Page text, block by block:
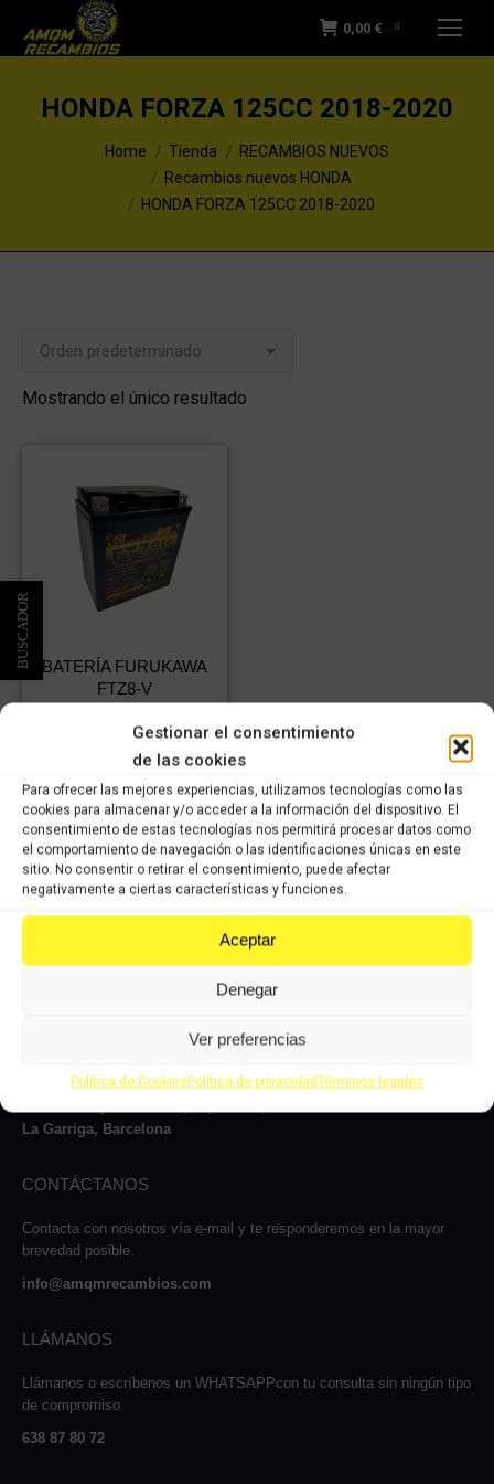
Gestionar el consentimiento
de las cookies
Para ofrecer las mejores experiencias, utilizamos tecnologías como las
cookies para almacenar y/o acceder a la información del dispositivo. El
consentimiento de estas tecnologías nos permitirá procesar datos como
el comportamiento de navegación o las identificaciones únicas en este
sitio. No consentir o retirar el consentimiento, puede afectar
negativamente a ciertas características y funciones.
Aceptar
Denegar
Ver preferencias
Política de CookiesPolítica de privacidadTérminos legales
0,00 € 0
HONDA FORZA 125CC 2018-2020
You are here:Home Tienda
RECAMBIOS NUEVOS
Recambios nuevos HONDA
HONDA FORZA 125CC 2018-2020
Mostrando el único resultado
BATERÍA FURUKAWA
FTZ8-V
51,24€ IVA
incluido
Comprar
Le atenderemos con mucho gusto dentro de nuestro horario: de lunes
a jueves, de 8 a 14:00h y de 15 a 17:00h, viernes de 8:00 a 14:00 y
de 15:00 a 16:00 y los sábados de 9:00 a 13:00h.
La Garriga, Barcelona
CONTÁCTANOS
Contacta con nosotros vía e-mail y te responderemos en la mayor
brevedad posible.
info@amqmrecambios.com
LLÁMANOS
Llámanos o escríbenos un WHATSAPPcon tu consulta sin ningún tipo
de compromiso
638 87 80 72